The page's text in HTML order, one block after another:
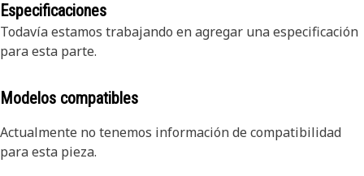
Especificaciones
Todavía estamos trabajando en agregar una especificación
para esta parte.
Modelos compatibles
Actualmente no tenemos información de compatibilidad
para esta pieza.